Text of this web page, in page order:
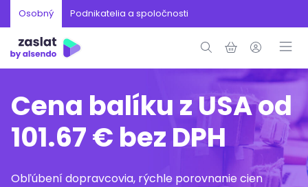
Osobný Podnikatelia a spoločnosti
Cena balíku z USA od
101.67 € bez DPH
Obľúbení dopravcovia, rýchle porovnanie cien